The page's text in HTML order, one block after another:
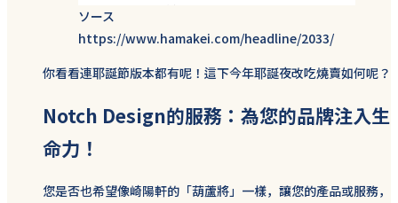
ソース
https://www.hamakei.com/headline/2033/
你看看連耶誕節版本都有呢！這下今年耶誕夜改吃燒賣如何呢？
Notch Design的服務：為您的品牌注入生
命力！
您是否也希望像崎陽軒的「葫蘆將」一樣，讓您的產品或服務，